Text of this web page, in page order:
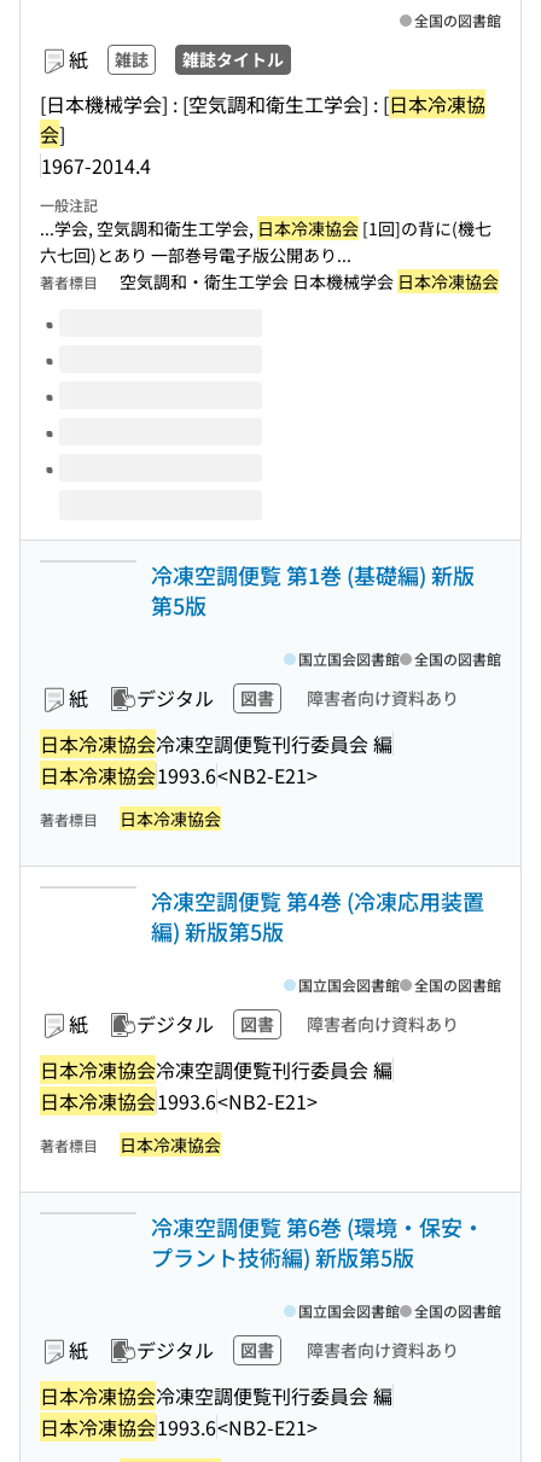
紙 雑誌 雑誌タイトル
[日本機械学会] : [空気調和衛生工学会] : [日本冷凍協
会]
1967-2014.4
全国の図書館
一般注記
...学会, 空気調和衛生工学会, 日本冷凍協会 [1回]の背に(機七
六七回)とあり 一部巻号電子版公開あり...
著者標目 空気調和・衛生工学会 日本機械学会 日本冷凍協会
このタイトルの巻号
冷凍空調便覧 第1巻 (基礎編) 新版
第5版
紙 デジタル 図書 障害者向け資料あり
日本冷凍協会冷凍空調便覧刊行委員会 編
日本冷凍協会1993.6<NB2-E21>
国立国会図書館 全国の図書館
著者標目 日本冷凍協会
冷凍空調便覧 第4巻 (冷凍応用装置
編) 新版第5版
紙 デジタル 図書 障害者向け資料あり
日本冷凍協会冷凍空調便覧刊行委員会 編
日本冷凍協会1993.6<NB2-E21>
国立国会図書館 全国の図書館
著者標目 日本冷凍協会
冷凍空調便覧 第6巻 (環境・保安・
プラント技術編) 新版第5版
紙 デジタル 図書 障害者向け資料あり
日本冷凍協会冷凍空調便覧刊行委員会 編
日本冷凍協会1993.6<NB2-E21>
国立国会図書館 全国の図書館